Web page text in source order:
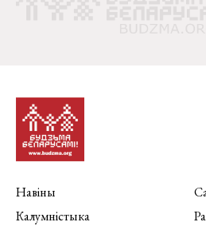
Навіны
Калумністыка